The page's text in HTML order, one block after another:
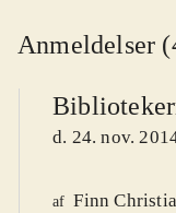
Anmeldelser
d. 24. nov.
af Finn